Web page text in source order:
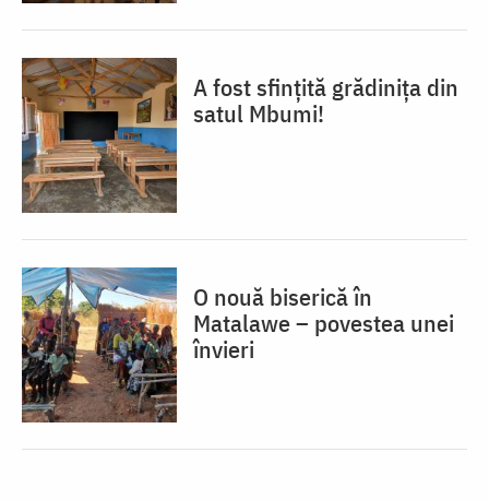
A fost sfințită grădinița din
satul Mbumi!
O nouă biserică în
Matalawe – povestea unei
învieri